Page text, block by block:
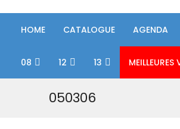
HOME CATALOGUE AGENDA
08 12 13 MEILLEURES
050306